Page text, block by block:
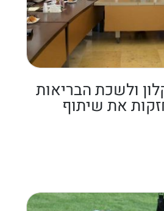
ולשכת הבריאות
את שיתוף